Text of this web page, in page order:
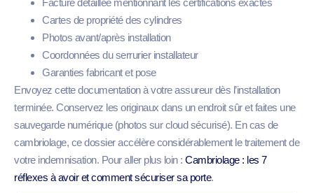
Cartes de propriété des cylindres
Photos avant/après installation
Coordonnées du serrurier installateur
Garanties fabricant et pose
Envoyez cette documentation à votre assureur dès l’installation
terminée. Conservez les originaux dans un endroit sûr et faites une
sauvegarde numérique (photos sur cloud sécurisé). En cas de
cambriolage, ce dossier accélère considérablement le traitement de
votre indemnisation. Pour aller plus loin : Cambriolage : les 7
réflexes à avoir et comment sécuriser sa porte.